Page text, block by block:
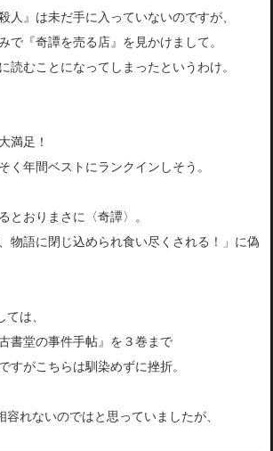
人』は未だ手に入っていないのですが、
で『奇譚を売る店』を見かけまして。
読むことになってしまったというわけ。
満足！
く年間ベストにランクインしそう。
とおりまさに〈奇譚〉。
物語に閉じ込められ食い尽くされる！」に偽
ては、
書堂の事件手帖』を３巻まで
すがこちらは馴染めずに挫折。
容れないのではと思っていましたが、